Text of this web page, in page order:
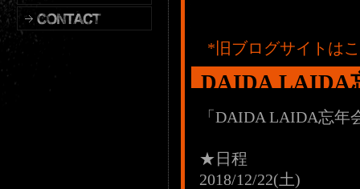
*旧ブログサイトは
DAIDA LAIDA
「DAIDA LAIDA忘年
★日程
2018/12/22(土)